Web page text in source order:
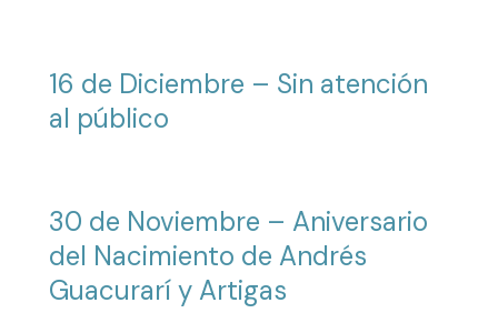
16 de Diciembre – Sin atención
al público
30 de Noviembre – Aniversario
del Nacimiento de Andrés
Guacurarí y Artigas